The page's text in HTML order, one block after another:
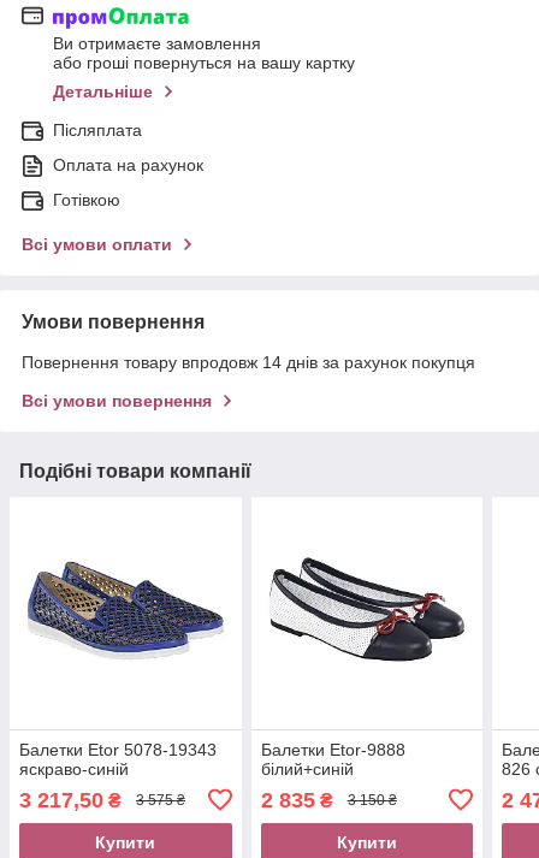
Ви отримаєте замовлення
або гроші повернуться на вашу картку
Детальніше
Післяплата
Оплата на рахунок
Готівкою
Всі умови оплати
Умови повернення
Повернення товару впродовж 14 днів за рахунок покупця
Всі умови повернення
Подібні товари компанії
Балетки Etor 5078-19343
яскраво-синій
3 217,50 ₴ 3 575 ₴
Купити
Балетки Etor-9888
білий+синій
2 835₴ 3 150 ₴
Купити
826
2